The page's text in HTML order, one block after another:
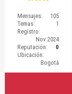
Mensajes:
105
Temas:
1
Registro:
Nov 2024
Reputación:
0
Ubicación:
Bogotá